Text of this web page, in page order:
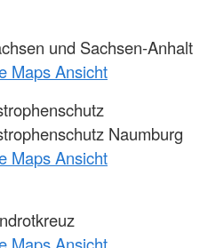
und Sachsen-Anhalt
Maps Ansicht
Naumburg
Maps Ansicht
Maps Ansicht